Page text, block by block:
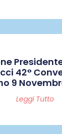
42°
9
Leggi Tutto